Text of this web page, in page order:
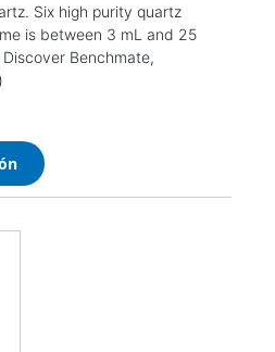
Six high purity quartz
is between 3 mL and 25
Benchmate,